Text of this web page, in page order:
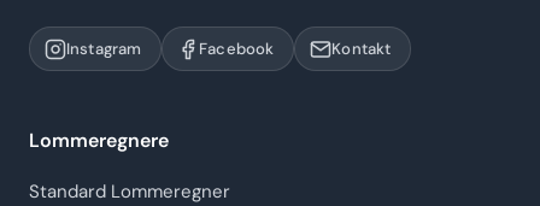
Instagram Facebook Kontakt
Lommeregnere
Standard Lommeregner